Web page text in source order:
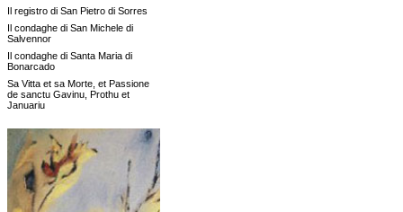
Il registro di San Pietro di Sorres
Il condaghe di San Michele di
Salvennor
Il condaghe di Santa Maria di
Bonarcado
Sa Vitta et sa Morte, et Passione
de sanctu Gavinu, Prothu et
Januariu